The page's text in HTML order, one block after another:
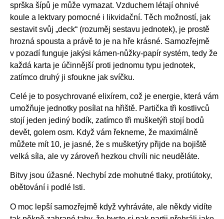
sprška šípů je může vymazat. Vzduchem létají ohnivé
koule a lektvary pomocné i likvidační. Těch možností, jak
sestavit svůj „deck“ (rozuměj sestavu jednotek), je prostě
hrozná spousta a právě to je na hře krásné. Samozřejmě
v pozadí funguje jakýsi kámen-nůžky-papír systém, tedy že
každá karta je účinnější proti jednomu typu jednotek,
zatímco druhý ji sfoukne jak svíčku.
Celé je to posychrované elixírem, což je energie, která vám
umožňuje jednotky posílat na hřiště. Partička tři kostlivců
stojí jeden jediný bodík, zatímco tři mušketýři stojí bodů
devět, golem osm. Když vám řekneme, že maximálně
můžete mít 10, je jasné, že s mušketýry přijde na bojiště
velká síla, ale vy zároveň hezkou chvíli nic neuděláte.
Bitvy jsou úžasné. Nechybí zde mohutné tlaky, protiútoky,
obětování i podlé lsti.
O moc lepší samozřejmě když vyhráváte, ale někdy vidíte